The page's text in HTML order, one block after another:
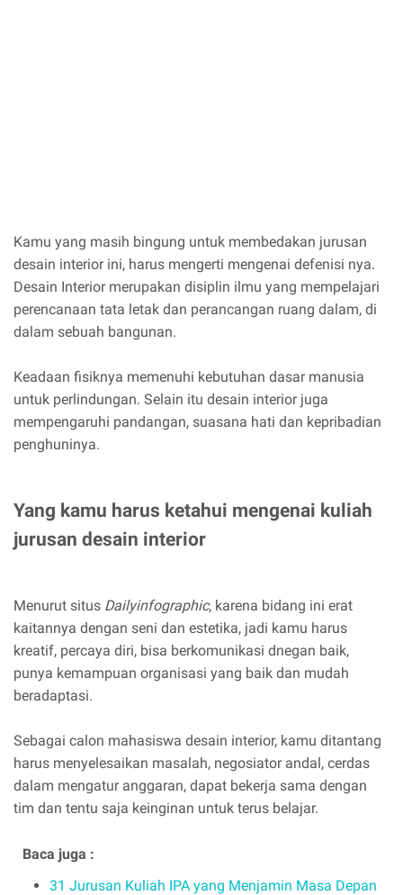
Kamu yang masih bingung untuk membedakan jurusan
desain interior ini, harus mengerti mengenai defenisi nya.
Desain Interior merupakan disiplin ilmu yang mempelajari
perencanaan tata letak dan perancangan ruang dalam, di
dalam sebuah bangunan.
Keadaan fisiknya memenuhi kebutuhan dasar manusia
untuk perlindungan. Selain itu desain interior juga
mempengaruhi pandangan, suasana hati dan kepribadian
penghuninya.
Yang kamu harus ketahui mengenai kuliah
jurusan desain interior
Menurut situs Dailyinfographic, karena bidang ini erat
kaitannya dengan seni dan estetika, jadi kamu harus
kreatif, percaya diri, bisa berkomunikasi dnegan baik,
punya kemampuan organisasi yang baik dan mudah
beradaptasi.
Sebagai calon mahasiswa desain interior, kamu ditantang
harus menyelesaikan masalah, negosiator andal, cerdas
dalam mengatur anggaran, dapat bekerja sama dengan
tim dan tentu saja keinginan untuk terus belajar.
Baca juga :
31 Jurusan Kuliah IPA yang Menjamin Masa Depan